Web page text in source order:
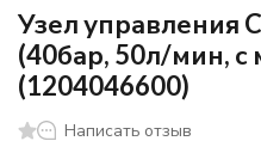
Узел управления
(40бар, 50л/мин,
(1204046600)
Написать отзыв